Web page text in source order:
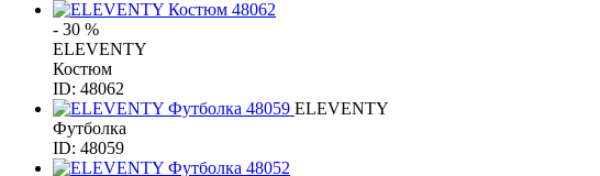
- 30 %
ELEVENTY
Костюм
ID: 48062
ELEVENTY
Футболка
ID: 48059